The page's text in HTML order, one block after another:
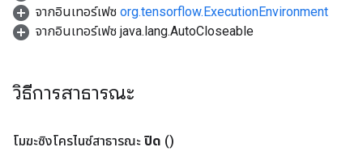
จากอินเทอร์เฟซ org.tensorflow.ExecutionEnvironment
จากอินเทอร์เฟซ java.lang.AutoCloseable
วิธีการสาธารณะ
โมฆะซิงโครไนซ์สาธารณะ ปิด ()